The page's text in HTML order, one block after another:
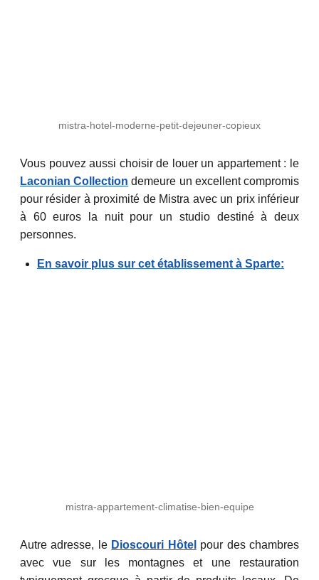
mistra-hotel-moderne-petit-dejeuner-copieux
Vous pouvez aussi choisir de louer un appartement : le
Laconian Collection demeure un excellent compromis
pour résider à proximité de Mistra avec un prix inférieur
à 60 euros la nuit pour un studio destiné à deux
personnes.
En savoir plus sur cet établissement à Sparte:
mistra-appartement-climatise-bien-equipe
Autre adresse, le Dioscouri Hôtel pour des chambres
avec vue sur les montagnes et une restauration